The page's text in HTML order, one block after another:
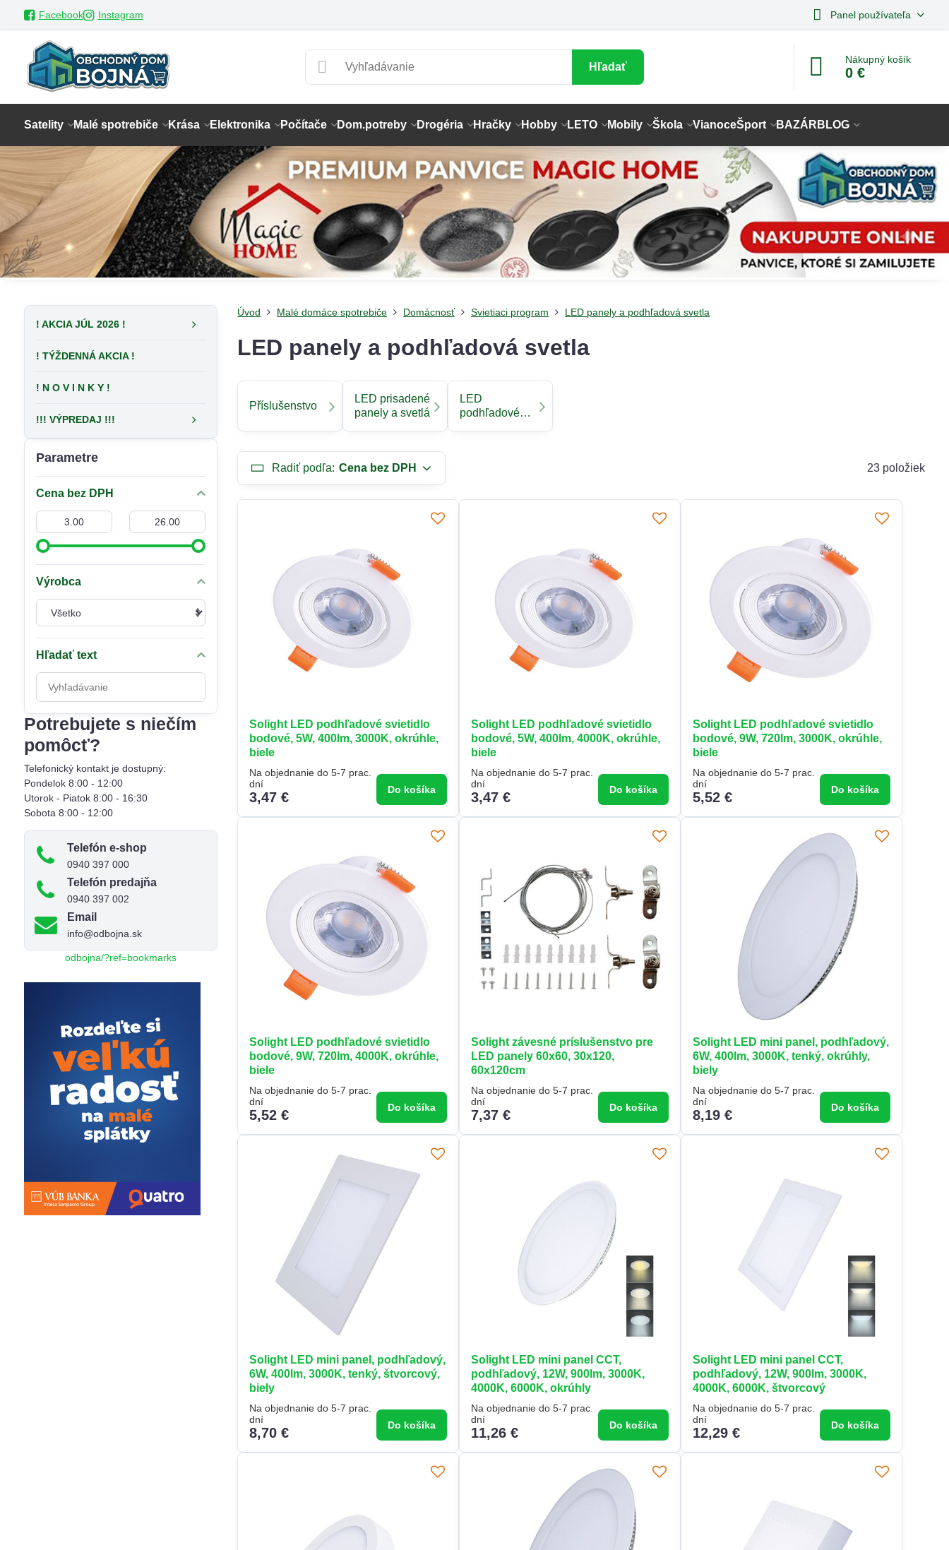
Facebook Instagram Panel používateľa
Hľadať
Nákupný košík
0 €
Satelity Malé spotrebiče Krása Elektronika Počítače Dom.potreby Drogéria Hračky Hobby LETO Mobily Škola VianoceŠport BAZÁR BLOG
Úvod Malé domáce spotrebiče Domácnosť Svietiaci program LED panely a podhľadová svetla
LED panely a podhľadová svetla
Příslušenstvo
LED prisadené
panely a svetlá
LED
podhľadové
Radiť podľa: Cena bez DPH 23 položiek
Solight LED podhľadové svietidlo
bodové, 5W, 400lm, 3000K, okrúhle,
biele
Na objednanie do 5-7 prac.
dní
3,47 € Do košíka
Solight LED podhľadové svietidlo
bodové, 5W, 400lm, 4000K, okrúhle,
biele
Na objednanie do 5-7 prac.
dní
3,47 € Do košíka
Solight LED podhľadové svietidlo
bodové, 9W, 720lm, 3000K, okrúhle,
biele
Na objednanie do 5-7 prac.
dní
5,52 € Do košíka
Solight LED podhľadové svietidlo
bodové, 9W, 720lm, 4000K, okrúhle,
biele
Na objednanie do 5-7 prac.
dní
5,52 € Do košíka
Solight závesné príslušenstvo pre
LED panely 60x60, 30x120,
60x120cm
Na objednanie do 5-7 prac.
dní
7,37 € Do košíka
Solight LED mini panel, podhľadový,
6W, 400lm, 3000K, tenký, okrúhly,
biely
Na objednanie do 5-7 prac.
dní
8,19 € Do košíka
Solight LED mini panel, podhľadový,
6W, 400lm, 3000K, tenký, štvorcový,
biely
Na objednanie do 5-7 prac.
dní
8,70 € Do košíka
Solight LED mini panel CCT,
podhľadový, 12W, 900lm, 3000K,
4000K, 6000K, okrúhly
Na objednanie do 5-7 prac.
dní
11,26 € Do košíka
Solight LED mini panel CCT,
podhľadový, 12W, 900lm, 3000K,
4000K, 6000K, štvorcový
Na objednanie do 5-7 prac.
dní
12,29 € Do košíka
Parametre
Cena bez DPH
Od: Do:
Výrobca
Hľadať text
Prehľadať
výsledky
filtra
fulltextom
Potrebujete s niečím
pomôcť?
Telefonický kontakt je dostupný:
Pondelok 8:00 - 12:00
Utorok - Piatok 8:00 - 16:30
Sobota 8:00 - 12:00
Telefón e-shop
0940 397 000
Telefón predajňa
0940 397 002
Email
info@odbojna.sk
! AKCIA JÚL 2026 !
! TÝŽDENNÁ AKCIA !
! N O V I N K Y !
!!! VÝPREDAJ !!!
odbojna/?ref=bookmarks